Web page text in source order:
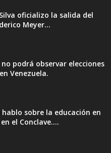
oficializo la salida del
Meyer...
podrá observar elecciones
Venezuela.
hablo sobre la educación en
el Conclave....